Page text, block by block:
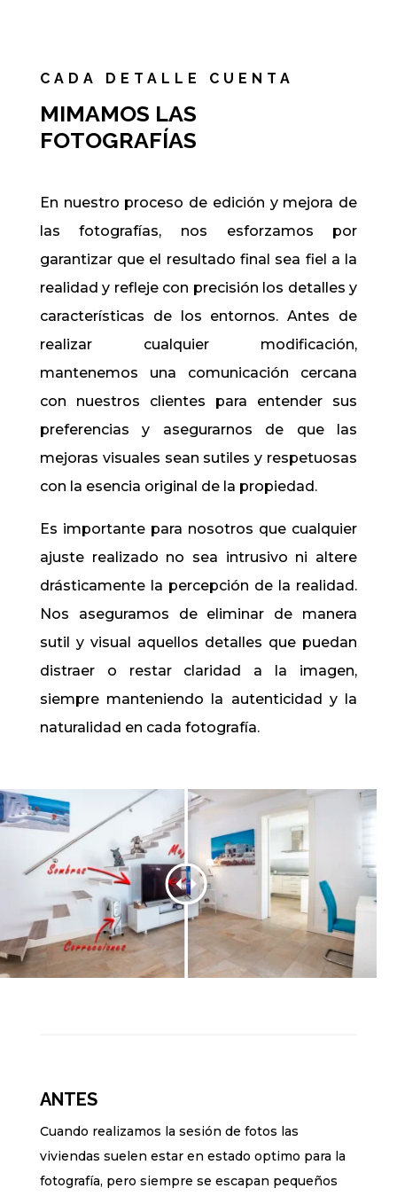
CADA DETALLE CUENTA
MIMAMOS LAS
FOTOGRAFÍAS
En nuestro proceso de edición y mejora de
las fotografías, nos esforzamos por
garantizar que el resultado final sea fiel a la
realidad y refleje con precisión los detalles y
características de los entornos. Antes de
realizar cualquier modificación,
mantenemos una comunicación cercana
con nuestros clientes para entender sus
preferencias y asegurarnos de que las
mejoras visuales sean sutiles y respetuosas
con la esencia original de la propiedad.
Es importante para nosotros que cualquier
ajuste realizado no sea intrusivo ni altere
drásticamente la percepción de la realidad.
Nos aseguramos de eliminar de manera
sutil y visual aquellos detalles que puedan
distraer o restar claridad a la imagen,
siempre manteniendo la autenticidad y la
naturalidad en cada fotografía.
ANTES
Cuando realizamos la sesión de fotos las
viviendas suelen estar en estado optimo para la
fotografía, pero siempre se escapan pequeños